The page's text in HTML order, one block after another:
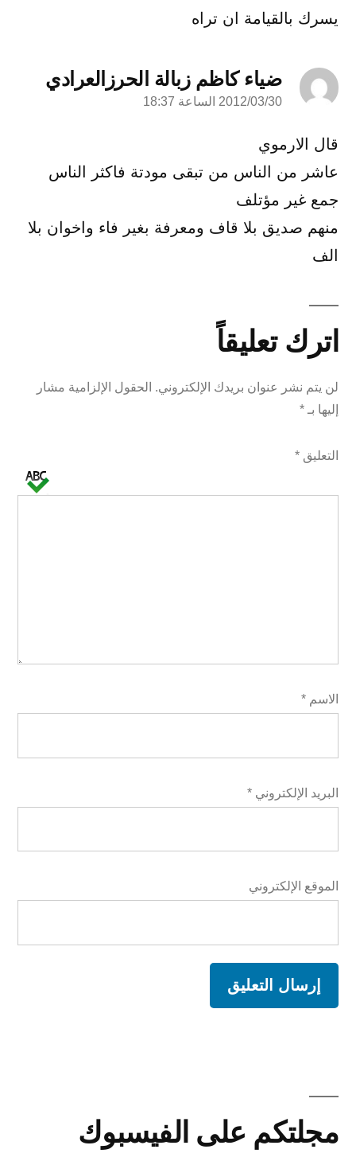
يسرك بالقيامة ان تراه
ضياء كاظم زبالة الحرزالعرادي
قال:
2012/03/30 الساعة 18:37
قال الارموي
عاشر من الناس من تبقى مودتة فاكثر الناس
جمع غير مؤتلف
منهم صديق بلا قاف ومعرفة بغير فاء واخوان بلا
الف
اترك تعليقاً
لن يتم نشر عنوان بريدك الإلكتروني. الحقول الإلزامية مشار
إليها بـ *
التعليق *
الاسم *
البريد الإلكتروني *
الموقع الإلكتروني
e
مجلتكم على الفيسبوك